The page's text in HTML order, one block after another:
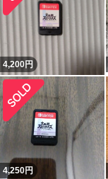
4,200円
4,250円